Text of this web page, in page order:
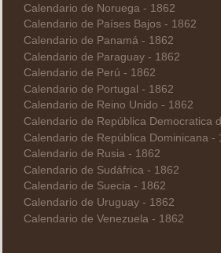
Calendario de Noruega - 1862
Calendario de Países Bajos - 1862
Calendario de Panamá - 1862
Calendario de Paraguay - 1862
Calendario de Perú - 1862
Calendario de Portugal - 1862
Calendario de Reino Unido - 1862
Calendario de República Democratica
Calendario de República Dominicana -
Calendario de Rusia - 1862
Calendario de Sudáfrica - 1862
Calendario de Suecia - 1862
Calendario de Uruguay - 1862
Calendario de Venezuela - 1862